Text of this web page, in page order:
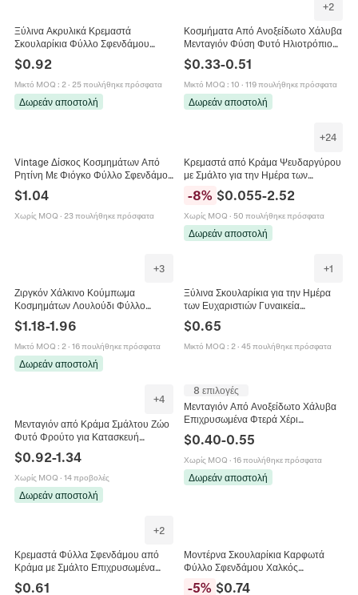
Ξύλινα Ακρυλικά Κρεμαστά
Σκουλαρίκια Φύλλο Σφενδάμου
Μανιτάρι Κοτόπουλο Εκτύπωση
Αγροτικό Στυλ Κοσμήματα Δώρο
Γυναίκες
$0.92
Μικτό MOQ : 2· 25 πουλήθηκε πρόσφατα
Δωρεάν αποστολή
+2
Κοσμήματα Από Ανοξείδωτο Χάλυβα
Μενταγιόν Φύση Φυτό Ηλιοτρόπιο
Κεράσι Φύλλο Σφενδάμου Τριφύλλι
DIY Βραχιόλι
$0.33-0.51
Μικτό MOQ : 10 · 119 πουλήθηκε πρόσφατα
Δωρεάν αποστολή
Vintage Δίσκος Κοσμημάτων Από
Ρητίνη Με Φιόγκο Φύλλο Σφενδάμου
Φωτογραφίας
$1.04
Χωρίς MOQ · 23 πουλήθηκε πρόσφατα
+24
Κρεμαστά από Κράμα Ψευδαργύρου
με Σμάλτο για την Ημέρα των
Κολοκύθα Φύλλο Σφενδάμου
Μανιτάρι Charms για Κατασκευή
Κοσμημάτων DIY Αξεσουάρ
-8% $0.055-2.52
Χωρίς MOQ · 50 πουλήθηκε πρόσφατα
Δωρεάν αποστολή
+3
Ζιργκόν Χάλκινο Κούμπωμα
Κοσμημάτων Λουλούδι Φύλλο
Σφενδάμου Σύνδεσμος Για DIY Κολιέ
Βραχιόλι Κατασκευή Αξεσουάρ
Πόρπης
$1.18-1.96
Μικτό MOQ : 2· 16 πουλήθηκε πρόσφατα
Δωρεάν αποστολή
+1
Ξύλινα Σκουλαρίκια για την Ημέρα
των Ευχαριστιών Γυναικεία
Γαλοπούλα Κολοκύθα Φύλλο
Σφενδάμου Κούφιο Σχέδιο
Κοσμήματα
$0.65
Μικτό MOQ : 2· 45 πουλήθηκε πρόσφατα
+4
Μενταγιόν από Κράμα Σμάλτου Ζώο
Φυτό Φρούτο για Κατασκευή
Βάτραχος Ηλίανθος Αβοκάντο
Φύλλο Γκίνγκο Φύλλο Σφενδάμου
Αχλάδι Κοτόπουλο Ήλιος Αξεσουάρ
για Κολιέ Βραχιόλια
$0.92-1.34
Χωρίς MOQ · 14 προβολές
Δωρεάν αποστολή
8 επιλογές
Μενταγιόν Από Ανοξείδωτο Χάλυβα
Επιχρυσωμένα Φτερά Χέρι
Προσευχής Φύλλο Σφενδάμου
Κοσμήματα Για Κολιέ Βραχιόλι
$0.40-0.55
Χωρίς MOQ · 16 πουλήθηκε πρόσφατα
Δωρεάν αποστολή
+2
Κρεμαστά Φύλλα Σφενδάμου από
Κράμα με Σμάλτο Επιχρυσωμένα
Charms για Κατασκευή Κολιέ
Βραχιόλι DIY Γυναικεία Κοσμήματα
$0.61
Μοντέρνα Σκουλαρίκια Καρφωτά
Φύλλο Σφενδάμου Χαλκός
Γαλβανισμένο Καρφίτσα από
Ανοξείδωτο Χάλυβα Κοσμήματα Hip
-5% $0.74